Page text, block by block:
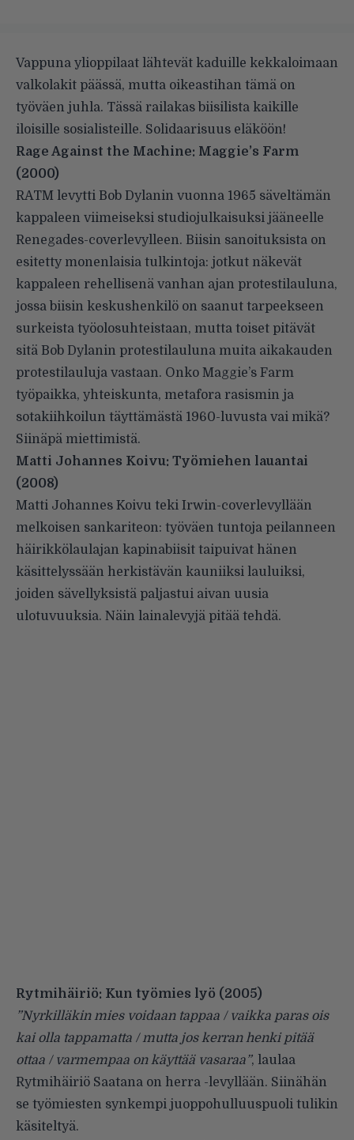
Vappuna ylioppilaat lähtevät kaduille kekkaloimaan
valkolakit päässä, mutta oikeastihan tämä on
työväen juhla. Tässä railakas biisilista kaikille
iloisille sosialisteille. Solidaarisuus eläköön!
Rage Against the Machine: Maggie’s Farm
(2000)
RATM levytti Bob Dylanin vuonna 1965 säveltämän
kappaleen viimeiseksi studiojulkaisuksi jääneelle
Renegades-coverlevylleen. Biisin sanoituksista on
esitetty monenlaisia tulkintoja: jotkut näkevät
kappaleen rehellisenä vanhan ajan protestilauluna,
jossa biisin keskushenkilö on saanut tarpeekseen
surkeista työolosuhteistaan, mutta toiset pitävät
sitä Bob Dylanin protestilauluna muita aikakauden
protestilauluja vastaan. Onko Maggie’s Farm
työpaikka, yhteiskunta, metafora rasismin ja
sotakiihkoilun täyttämästä 1960-luvusta vai mikä?
Siinäpä miettimistä.
Matti Johannes Koivu: Työmiehen lauantai
(2008)
Matti Johannes Koivu teki Irwin-coverlevyllään
melkoisen sankariteon: työväen tuntoja peilanneen
häirikkölaulajan kapinabiisit taipuivat hänen
käsittelyssään herkistävän kauniiksi lauluiksi,
joiden sävellyksistä paljastui aivan uusia
ulotuvuuksia. Näin lainalevyjä pitää tehdä.
Rytmihäiriö: Kun työmies lyö (2005)
”Nyrkilläkin mies voidaan tappaa / vaikka paras ois
kai olla tappamatta / mutta jos kerran henki pitää
ottaa / varmempaa on käyttää vasaraa”, laulaa
Rytmihäiriö Saatana on herra -levyllään. Siinähän
se työmiesten synkempi juoppohulluuspuoli tulikin
käsiteltyä.